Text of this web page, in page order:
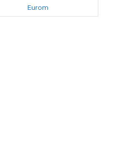
Eurom